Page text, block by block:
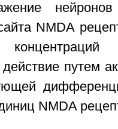
NMDA
путем
NMDA